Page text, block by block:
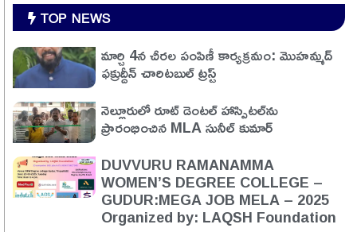
TOP NEWS
మార్చి 4న చీరల పంపిణీ కార్యక్రమం: మొహమ్మద్
ఫక్రుద్దీన్ చారిటబుల్ ట్రస్ట్
నెల్లూరులో రూట్ డెంటల్ హాస్పిటల్‌ను
ప్రారంభించిన MLA సునీల్ కుమార్
DUVVURU RAMANAMMA
WOMEN’S DEGREE COLLEGE –
GUDUR:MEGA JOB MELA – 2025
Organized by: LAQSH Foundation